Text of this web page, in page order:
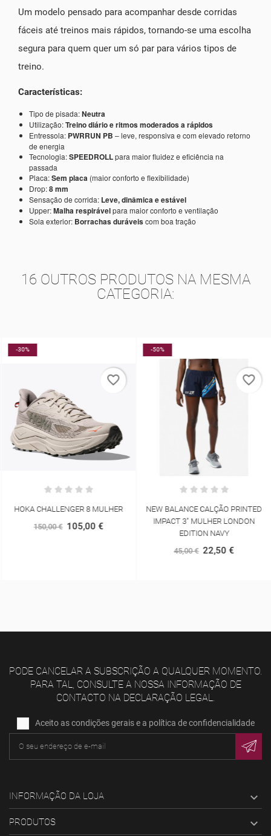
Um modelo pensado para acompanhar desde corridas
fáceis até treinos mais rápidos, tornando-se uma escolha
segura para quem quer um só par para vários tipos de
treino.
Características:
Tipo de pisada:Neutra
Utilização:Treino diário e ritmos moderados a rápidos
Entressola: PWRRUN PB – leve, responsiva e com elevado retorno
de energia
Tecnologia:SPEEDROLLpara maior fluidez e eficiência na
passada
Placa:Sem placa (maior conforto e flexibilidade)
Drop:8 mm
Sensação de corrida: Leve, dinâmica e estável
Upper:Malha respirávelpara maior conforto e ventilação
Sola exterior: Borrachas duráveiscom boa tração
16 OUTROS PRODUTOS NA MESMA
CATEGORIA:
-30%
HOKA CHALLENGER 8 MULHER
150,00 €
105,00 €
favorite_border
-50%
NEW BALANCE CALÇÃO PRINTED
IMPACT 3" MULHER LONDON
EDITION NAVY
45,00 € 22,50 €
favorite_border
PODE CANCELAR A SUBSCRIÇÃO A QUALQUER MOMENTO.
PARA TAL, CONSULTE A NOSSA INFORMAÇÃO DE
CONTACTO NA DECLARAÇÃO LEGAL.
Aceito as condições gerais e a política de confidencialidade
INFORMAÇÃO DA LOJA 
PRODUTOS 